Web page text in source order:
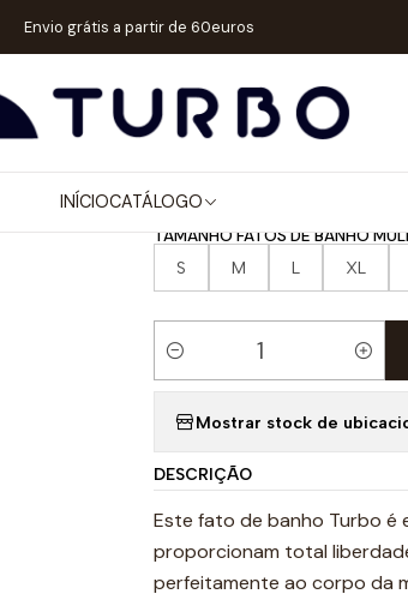
INÍCIOCATÁLOGO
Envio grátis a partir de 60euros
FATOS DE BANHO ALÇA FINA FATO DE BANHO
FATO DE
LORIKO
TAMANHO FATOS DE BANHO
S M L XL
Quantidade
Mostrar stock de
DESCRIÇÃO
Este fato de banho Turbo é
proporcionam total
perfeitamente ao corpo da